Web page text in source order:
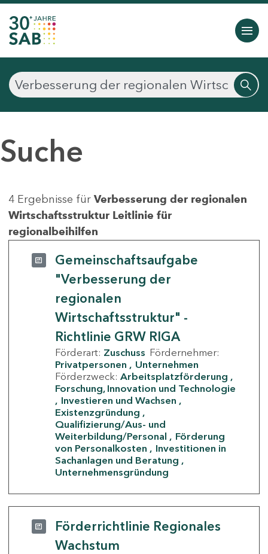
Suche
4 Ergebnisse für Verbesserung der regionalen
Wirtschaftsstruktur Leitlinie für
regionalbeihilfen
Gemeinschaftsaufgabe
"Verbesserung der
regionalen
Wirtschaftsstruktur" -
Richtlinie GRW RIGA
Förderart: Zuschuss Fördernehmer:
Privatpersonen
Unternehmen
Förderzweck: Arbeitsplatzförderung
Forschung, Innovation und Technologie
Investieren und Wachsen
Existenzgründung
Qualifizierung/Aus- und
Weiterbildung/Personal
Förderung
von Personalkosten
Investitionen in
Sachanlagen und Beratung
Unternehmensgründung
Förderrichtlinie Regionales
Wachstum